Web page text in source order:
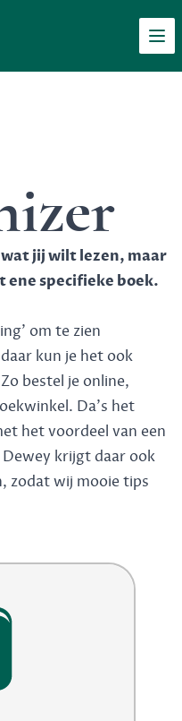
jij wilt lezen, maar
ene specifieke boek.
om te zien
kun je het ook
bestel je online,
Da's het
het voordeel van een
krijgt daar ook
zodat wij mooie tips